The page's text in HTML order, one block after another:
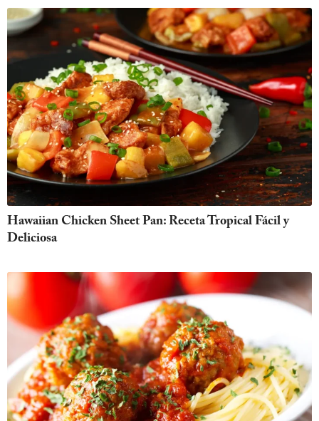
Hawaiian Chicken Sheet Pan: Receta Tropical Fácil y
Deliciosa